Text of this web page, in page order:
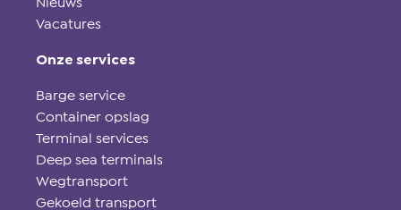
Nieuws
Vacatures
Onze services
Barge service
Container opslag
Terminal services
Deep sea terminals
Wegtransport
Gekoeld transport